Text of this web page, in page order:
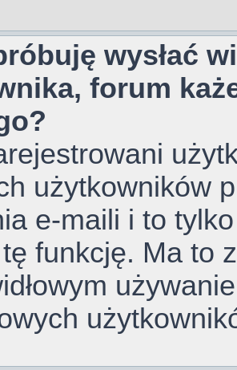
wysłać
forum
użytkowników
e-maili i to
tę funkcję. Ma to